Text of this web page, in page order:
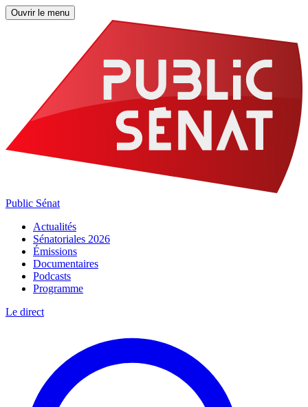
Ouvrir le menu
Public Sénat
Actualités
Sénatoriales 2026
Émissions
Documentaires
Podcasts
Programme
Le direct